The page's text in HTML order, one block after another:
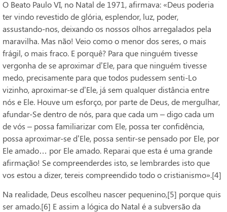
O Beato Paulo VI, no Natal de 1971, afirmava: «Deus poderia
ter vindo revestido de glória, esplendor, luz, poder,
assustando-nos, deixando os nossos olhos arregalados pela
maravilha. Mas não! Veio como o menor dos seres, o mais
frágil, o mais fraco. E porquê? Para que ninguém tivesse
vergonha de se aproximar d’Ele, para que ninguém tivesse
medo, precisamente para que todos pudessem senti-Lo
vizinho, aproximar-se d’Ele, já sem qualquer distância entre
nós e Ele. Houve um esforço, por parte de Deus, de mergulhar,
afundar-Se dentro de nós, para que cada um – digo cada um
de vós – possa familiarizar com Ele, possa ter confidência,
possa aproximar-se d’Ele, possa sentir-se pensado por Ele, por
Ele amado… por Ele amado. Reparai que esta é uma grande
afirmação! Se compreenderdes isto, se lembrardes isto que
vos estou a dizer, tereis compreendido todo o cristianismo».[4]
Na realidade, Deus escolheu nascer pequenino,[5] porque quis
ser amado.[6] E assim a lógica do Natal é a subversão da